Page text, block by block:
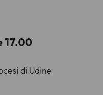
17.00
di Udine